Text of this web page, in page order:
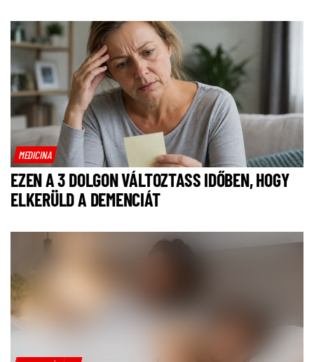
MEDICINA
EZEN A 3 DOLGON VÁLTOZTASS IDŐBEN, HOGY
ELKERÜLD A DEMENCIÁT